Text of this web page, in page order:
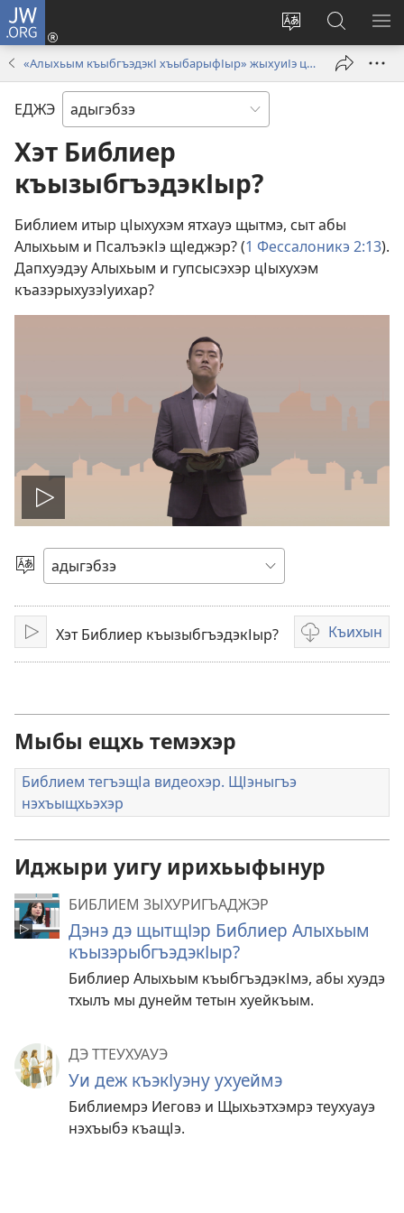
JW.ORG
Change
language
Ихьэн
(opens
window)
«Алыхьым къыбгъэдэкІ хъыбарыфІыр» жыхуиІэ цІэр зезыхьэ видеороликхэр
ЕДЖЭ
Хэт Библиер
къызыбгъэдэкІыр?
Библием итыр цІыхухэм ятхауэ щытмэ, сыт абы
Алыхьым и ПсалъэкІэ щІеджэр? (1 Фессалоникэ 2:13).
Дапхуэдэу Алыхьым и гупсысэхэр цІыхухэм
къазэрыхузэІуихар?
Видеор
щІэгъэнэн
Бзэр
къыхэх
Къэгъэлъэгъуэн
Хэт Библиер къызыбгъэдэкІыр? Къихын
Мыбы ещхь темэхэр
Библием тегъэщІа видеохэр. ЩІэныгъэ
нэхъыщхьэхэр
Иджыри уигу ирихьыфынур
БИБЛИЕМ ЗЫХУРИГЪАДЖЭР
Дэнэ дэ щытщІэр Библиер Алыхьым
къызэрыбгъэдэкІыр?
Библиер Алыхьым къыбгъэдэкІмэ, абы хуэдэ
тхылъ мы дунейм тетын хуейкъым.
ДЭ ТТЕУХУАУЭ
Уи деж къэкІуэну ухуеймэ
Библиемрэ Иеговэ и Щыхьэтхэмрэ теухуауэ
нэхъыбэ къащІэ.